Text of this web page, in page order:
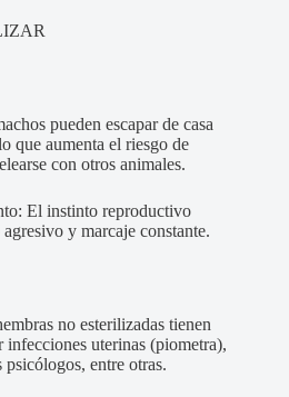
pueden escapar de casa
que aumenta el riesgo de
con otros animales.
El instinto reproductivo
y marcaje constante.
no esterilizadas tienen
uterinas (piometra),
psicólogos, entre otras.